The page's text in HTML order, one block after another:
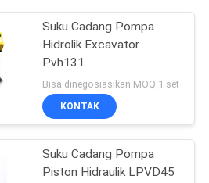
Suku Cadang Pompa
Hidrolik Excavator
Pvh131
Bisa dinegosiasikan MOQ:1 set
KONTAK
Suku Cadang Pompa
Piston Hidraulik LPVD45